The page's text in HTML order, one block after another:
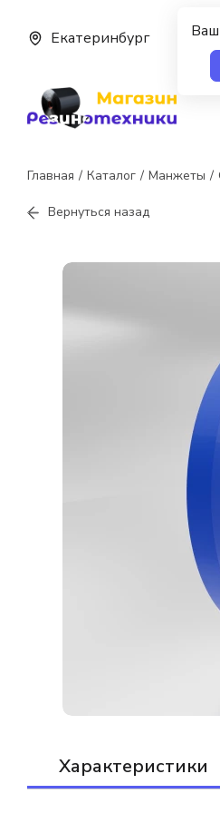
Екатеринбург
Главная Каталог Манжеты
Вернуться назад
Характеристики